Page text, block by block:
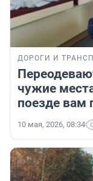
ДОРОГИ И
чужие
поезде вам
10 мая, 2026, 08:34